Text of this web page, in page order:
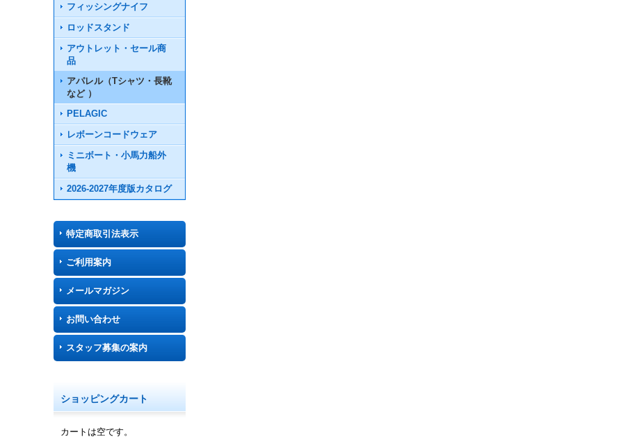
フィッシングナイフ
ロッドスタンド
アウトレット・セール商
品
アパレル（Tシャツ・長靴
など ）
PELAGIC
レボーンコードウェア
ミニボート・小馬力船外
機
2026-2027年度版カタログ
特定商取引法表示
ご利用案内
メールマガジン
お問い合わせ
スタッフ募集の案内
ショッピングカート
カートは空です。